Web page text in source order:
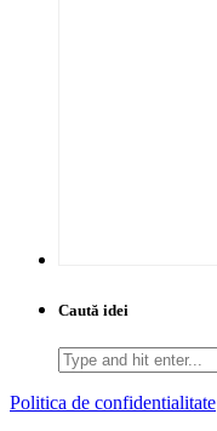
Caută idei
Search
for:
Politica de confidentialitate